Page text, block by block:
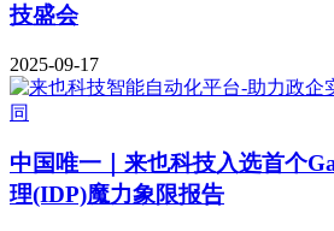
技盛会
2025-09-17
中国唯一｜来也科技入选首个
理(IDP)魔力象限报告